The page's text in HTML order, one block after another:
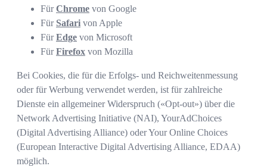
FürChrome von Google
Für Safari von Apple
FürEdge von Microsoft
FürFirefox von Mozilla
Bei Cookies, die für die Erfolgs- und Reichweitenmessung
oder für Werbung verwendet werden, ist für zahlreiche
Dienste ein allgemeiner Widerspruch («Opt-out») über die
Network Advertising Initiative (NAI), YourAdChoices
(Digital Advertising Alliance) oder Your Online Choices
(European Interactive Digital Advertising Alliance, EDAA)
möglich.